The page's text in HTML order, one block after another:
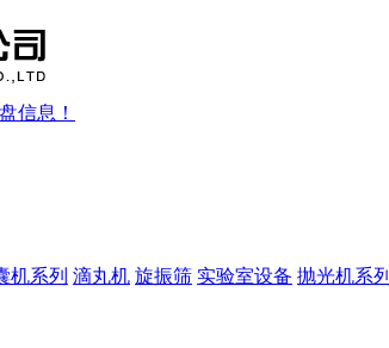
信息！
机系列 滴丸机 旋振筛 实验室设备 抛光机系列